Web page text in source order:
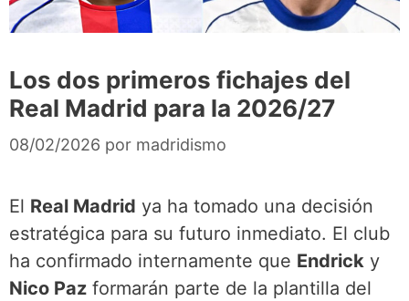
Los dos primeros fichajes del
Real Madrid para la 2026/27
08/02/2026 por madridismo
El Real Madrid ya ha tomado una decisión
estratégica para su futuro inmediato. El club
ha confirmado internamente que Endrick y
Nico Paz formarán parte de la plantilla del